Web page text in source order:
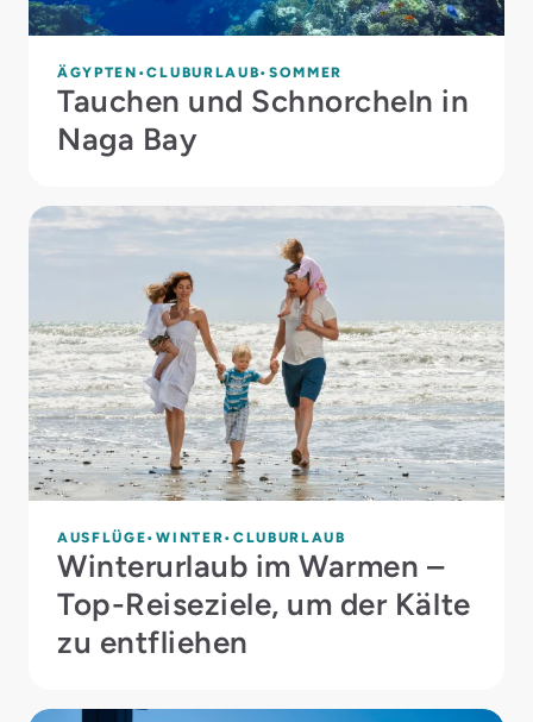
ÄGYPTEN CLUBURLAUB SOMMER
Tauchen und Schnorcheln in
Naga Bay
AUSFLÜGE WINTER CLUBURLAUB
Winterurlaub im Warmen –
Top-Reiseziele, um der Kälte
zu entfliehen